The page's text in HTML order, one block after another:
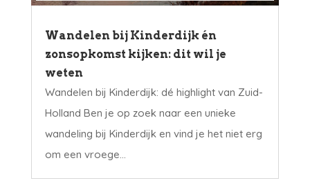
Wandelen bij Kinderdijk én
zonsopkomst kijken: dit wil je
weten
Wandelen bij Kinderdijk: dé highlight van Zuid-
Holland Ben je op zoek naar een unieke
wandeling bij Kinderdijk en vind je het niet erg
om een vroege...